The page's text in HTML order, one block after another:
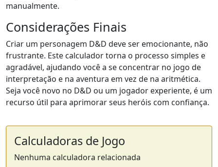
manualmente.
Considerações Finais
Criar um personagem D&D deve ser emocionante, não
frustrante. Este calculador torna o processo simples e
agradável, ajudando você a se concentrar no jogo de
interpretação e na aventura em vez de na aritmética.
Seja você novo no D&D ou um jogador experiente, é um
recurso útil para aprimorar seus heróis com confiança.
Calculadoras de Jogo
Nenhuma calculadora relacionada